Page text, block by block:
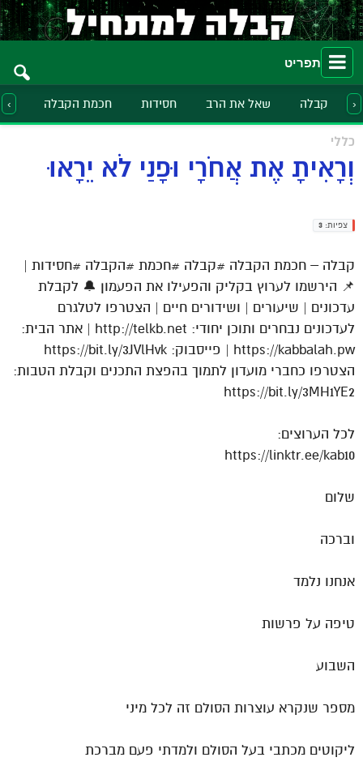
תפריט
קבלה שאל את הרב חסידות חכמת הקבלה ›
‹
כללי
וְרָאִיתָ אֶת אֲחֹרָי וּפָנַי לֹא יֵרָאוּ
צפיות: 3
קבלה – חכמת הקבלה #קבלה #חכמת #הקבלה #חסידות |
📌 הירשמו לערוץ בקליק והפעילו את הפעמון 🔔 לקבלת
עדכונים | שיעורים | ושידורים חיים | הצטרפו לטלגרם
לעדכונים נבחרים ותוכן יחודי: http://telkb.net | אתר הבית:
https://kabbalah.pw | פייסבוק: https://bit.ly/3JVlHvk
הצטרפו כחברי מועדון לתמוך בהפצת התכנים וקבלת הטבות:
https://bit.ly/3MH1YE2
לכל הערוצים:
https://linktr.ee/kab10
שלום
וברכה
אנחנו נלמד
טיפה על פרשות
השבוע
מספר שנקרא עוצרות הסולם זה לכל מיני
ליקוטים מכתבי בעל הסולם ולמדתי פעם מברכת